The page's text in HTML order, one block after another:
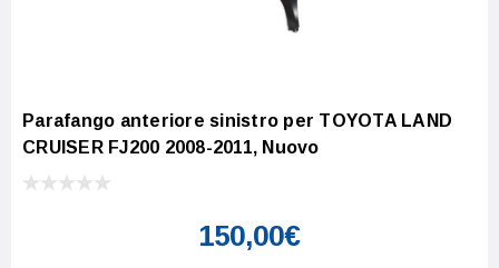
Parafango anteriore sinistro per TOYOTA LAND
CRUISER FJ200 2008-2011, Nuovo
150,00€